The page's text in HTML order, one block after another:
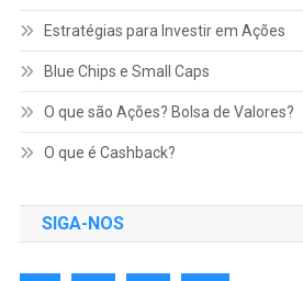
Estratégias para Investir em Ações
Blue Chips e Small Caps
O que são Ações? Bolsa de Valores?
O que é Cashback?
SIGA-NOS